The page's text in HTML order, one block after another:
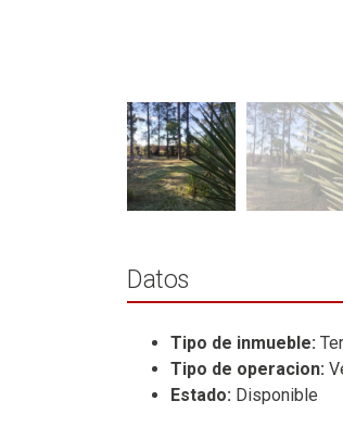
Datos
Tipo de inmueble:
Tipo de operacion:
Estado: Disponible